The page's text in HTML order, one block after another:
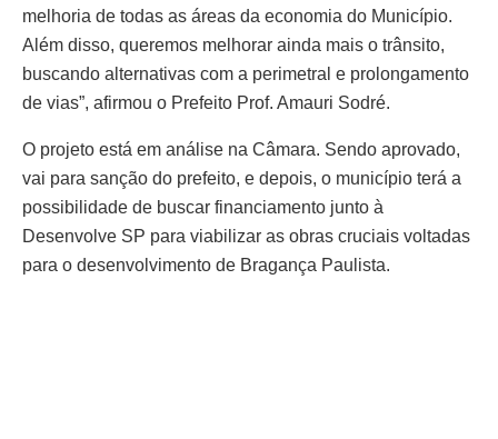
melhoria de todas as áreas da economia do Município.
Além disso, queremos melhorar ainda mais o trânsito,
buscando alternativas com a perimetral e prolongamento
de vias”, afirmou o Prefeito Prof. Amauri Sodré.
O projeto está em análise na Câmara. Sendo aprovado,
vai para sanção do prefeito, e depois, o município terá a
possibilidade de buscar financiamento junto à
Desenvolve SP para viabilizar as obras cruciais voltadas
para o desenvolvimento de Bragança Paulista.